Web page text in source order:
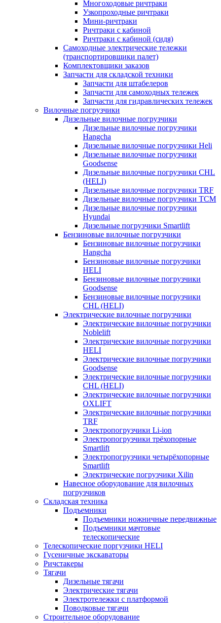
Многоходовые ричтраки
Узкопроходные ричтраки
Мини-ричтраки
Ричтраки с кабиной
Ричтраки с кабиной (сидя)
Самоходные электрические тележки
(транспортировщики палет)
Комплектовщики заказов
Запчасти для складской техники
Запчасти для штабелеров
Запчасти для самоходных тележек
Запчасти для гидравлических тележек
Вилочные погрузчики
Дизельные вилочные погрузчики
Дизельные вилочные погрузчики
Hangcha
Дизельные вилочные погрузчики Heli
Дизельные вилочные погрузчики
Goodsense
Дизельные вилочные погрузчики CHL
(HELI)
Дизельные вилочные погрузчики TRF
Дизельные вилочные погрузчики TCM
Дизельные вилочные погрузчики
Hyundai
Дизельные погрузчики Smartlift
Бензиновые вилочные погрузчики
Бензиновые вилочные погрузчики
Hangcha
Бензиновые вилочные погрузчики
HELI
Бензиновые вилочные погрузчики
Goodsense
Бензиновые вилочные погрузчики
CHL (HELI)
Электрические вилочные погрузчики
Электрические вилочные погрузчики
Noblelift
Электрические вилочные погрузчики
HELI
Электрические вилочные погрузчики
Goodsense
Электрические вилочные погрузчики
CHL (HELI)
Электрические вилочные погрузчики
OXLIFT
Электрические вилочные погрузчики
TRF
Электропогрузчики Li-ion
Электропогрузчики трёхопорные
Smartlift
Электропогрузчики четырёхопорные
Smartlift
Электрические погрузчики Xilin
Навесное оборудование для вилочных
погрузчиков
Складская техника
Подъемники
Подъемники ножничные передвижные
Подъемники мачтовые
телескопические
Телескопические поргузчики HELI
Гусеничные экскаваторы
Ричстакеры
Тягачи
Дизельные тягачи
Электрические тягачи
Электротележки с платформой
Поводковые тягачи
Строительное оборудование